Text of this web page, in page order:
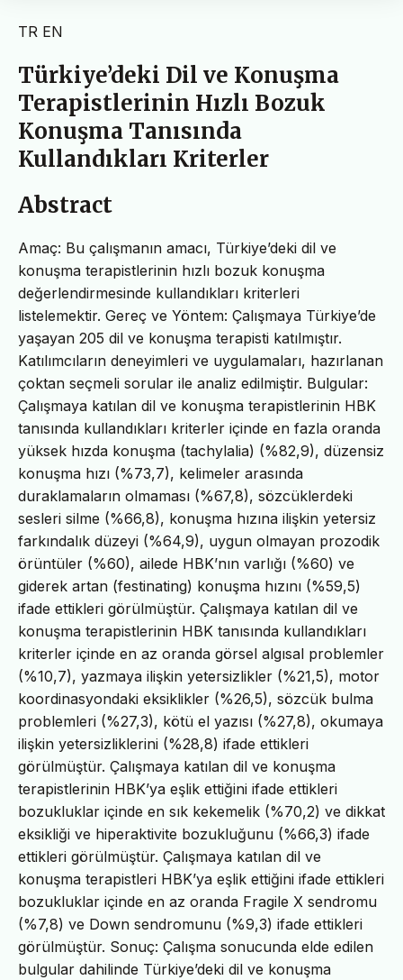
TR EN
Türkiye’deki Dil ve Konuşma
Terapistlerinin Hızlı Bozuk
Konuşma Tanısında
Kullandıkları Kriterler
Abstract
Amaç: Bu çalışmanın amacı, Türkiye’deki dil ve
konuşma terapistlerinin hızlı bozuk konuşma
değerlendirmesinde kullandıkları kriterleri
listelemektir. Gereç ve Yöntem: Çalışmaya Türkiye’de
yaşayan 205 dil ve konuşma terapisti katılmıştır.
Katılımcıların deneyimleri ve uygulamaları, hazırlanan
çoktan seçmeli sorular ile analiz edilmiştir. Bulgular:
Çalışmaya katılan dil ve konuşma terapistlerinin HBK
tanısında kullandıkları kriterler içinde en fazla oranda
yüksek hızda konuşma (tachylalia) (%82,9), düzensiz
konuşma hızı (%73,7), kelimeler arasında
duraklamaların olmaması (%67,8), sözcüklerdeki
sesleri silme (%66,8), konuşma hızına ilişkin yetersiz
farkındalık düzeyi (%64,9), uygun olmayan prozodik
örüntüler (%60), ailede HBK’nın varlığı (%60) ve
giderek artan (festinating) konuşma hızını (%59,5)
ifade ettikleri görülmüştür. Çalışmaya katılan dil ve
konuşma terapistlerinin HBK tanısında kullandıkları
kriterler içinde en az oranda görsel algısal problemler
(%10,7), yazmaya ilişkin yetersizlikler (%21,5), motor
koordinasyondaki eksiklikler (%26,5), sözcük bulma
problemleri (%27,3), kötü el yazısı (%27,8), okumaya
ilişkin yetersizliklerini (%28,8) ifade ettikleri
görülmüştür. Çalışmaya katılan dil ve konuşma
terapistlerinin HBK’ya eşlik ettiğini ifade ettikleri
bozukluklar içinde en sık kekemelik (%70,2) ve dikkat
eksikliği ve hiperaktivite bozukluğunu (%66,3) ifade
ettikleri görülmüştür. Çalışmaya katılan dil ve
konuşma terapistleri HBK’ya eşlik ettiğini ifade ettikleri
bozukluklar içinde en az oranda Fragile X sendromu
(%7,8) ve Down sendromunu (%9,3) ifade ettikleri
görülmüştür. Sonuç: Çalışma sonucunda elde edilen
bulgular dahilinde Türkiye’deki dil ve konuşma